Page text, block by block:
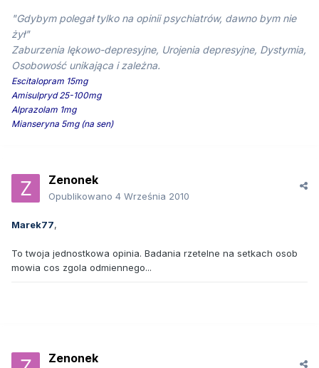
"Gdybym polegał tylko na opinii psychiatrów, dawno bym nie
żył"
Zaburzenia lękowo-depresyjne, Urojenia depresyjne, Dystymia,
Osobowość unikająca i zależna.
Escitalopram 15mg
Amisulpryd 25-100mg
Alprazolam 1mg
Mianseryna 5mg (na sen)
Zenonek
Opublikowano 4 Września 2010
Marek77,
To twoja jednostkowa opinia. Badania rzetelne na setkach osob
mowia cos zgola odmiennego...
Zenonek